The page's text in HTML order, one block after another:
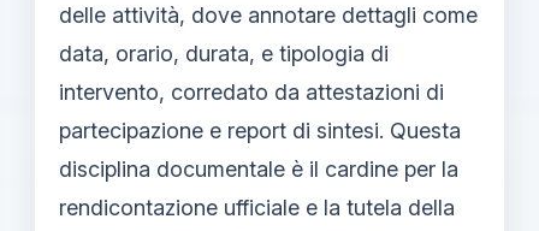
delle attività, dove annotare dettagli come
data, orario, durata, e tipologia di
intervento, corredato da attestazioni di
partecipazione e report di sintesi. Questa
disciplina documentale è il cardine per la
rendicontazione ufficiale e la tutela della